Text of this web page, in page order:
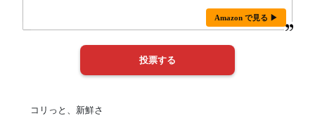
Amazon で見る ▶
コリっと、新鮮さ